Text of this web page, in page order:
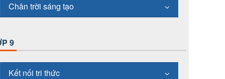
Chân trời sáng tạo
9
Kết nối tri thức